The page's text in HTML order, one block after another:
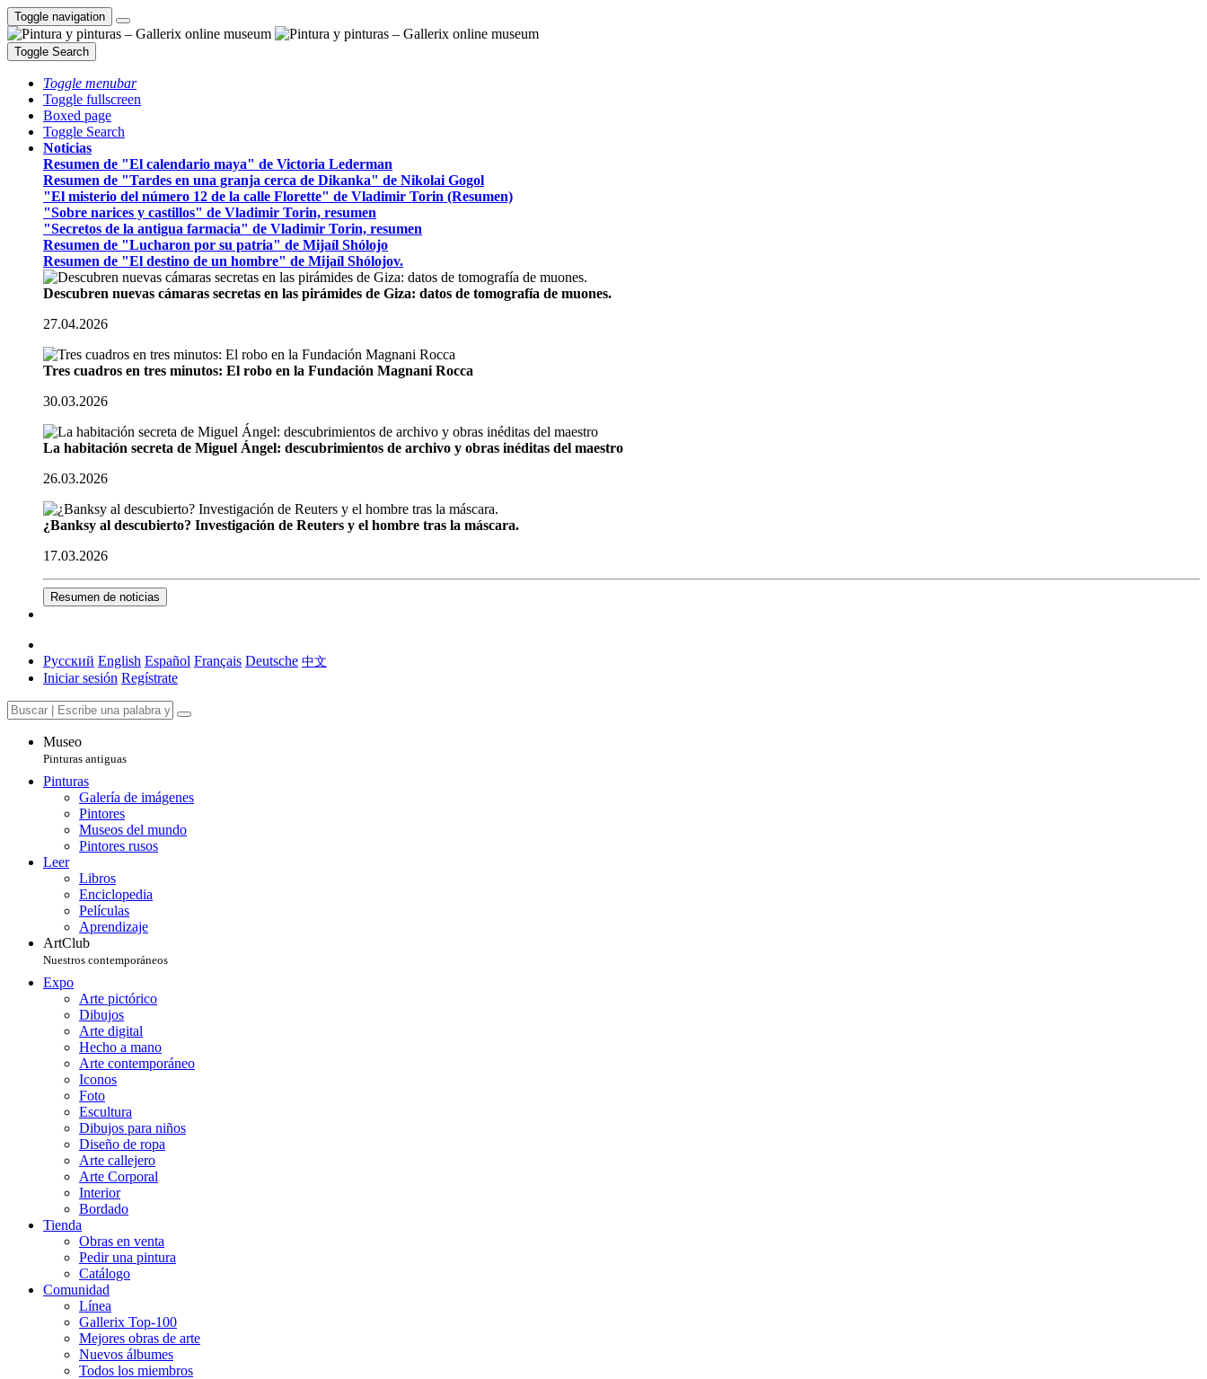
Toggle navigation
Toggle Search
Toggle menubar
Toggle fullscreen
Boxed page
Toggle Search
Noticias
Resumen de "El calendario maya" de Victoria Lederman
Resumen de "Tardes en una granja cerca de Dikanka" de Nikolai Gogol
"El misterio del número 12 de la calle Florette" de Vladimir Torin (Resumen)
"Sobre narices y castillos" de Vladimir Torin, resumen
"Secretos de la antigua farmacia" de Vladimir Torin, resumen
Resumen de "Lucharon por su patria" de Mijaíl Shólojo
Resumen de "El destino de un hombre" de Mijaíl Shólojov.
Descubren nuevas cámaras secretas en las pirámides de Giza: datos de tomografía de muones.
27.04.2026
Tres cuadros en tres minutos: El robo en la Fundación Magnani Rocca
30.03.2026
La habitación secreta de Miguel Ángel: descubrimientos de archivo y obras inéditas del maestro
26.03.2026
¿Banksy al descubierto? Investigación de Reuters y el hombre tras la máscara.
17.03.2026
Resumen de noticias
Русский English Español Français Deutsche 中文
Iniciar sesión Regístrate
Museo
Pinturas antiguas
Pinturas
Galería de imágenes
Pintores
Museos del mundo
Pintores rusos
Leer
Libros
Enciclopedia
Películas
Aprendizaje
ArtClub
Nuestros contemporáneos
Expo
Arte pictórico
Dibujos
Arte digital
Hecho a mano
Arte contemporáneo
Iconos
Foto
Escultura
Dibujos para niños
Diseño de ropa
Arte callejero
Arte Corporal
Interior
Bordado
Tienda
Obras en venta
Pedir una pintura
Catálogo
Comunidad
Línea
Gallerix Top-100
Mejores obras de arte
Nuevos álbumes
Todos los miembros